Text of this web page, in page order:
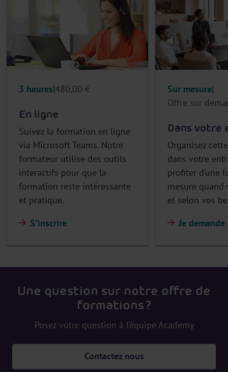
3 heures 480,00 €
En ligne
Suivez la formation en ligne
via Microsoft Teams. Notre
formateur utilise des outils
interactifs pour que la
formation reste intéressante
et pratique.
S'inscrire
Sur mesure
Offre sur
Dans votre
Organisez
dans votre
profiter d’une
mesure quand
et selon vos
Je
Une question sur notre offre de
formations ?
Posez votre question à l’équipe Academy
Contactez nous